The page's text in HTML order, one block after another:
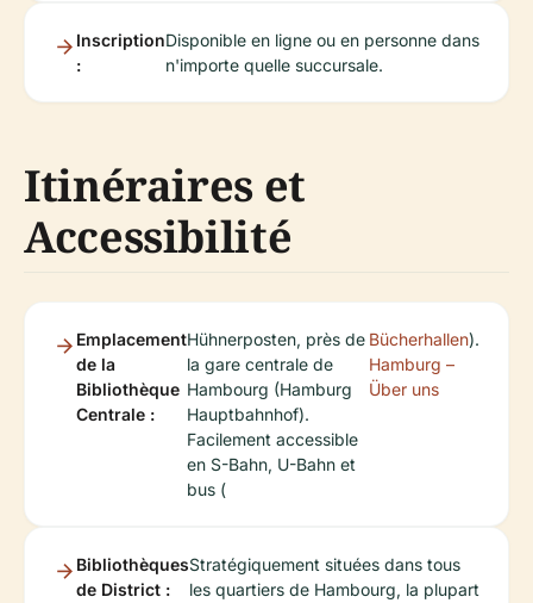
Inscription
:
Disponible en ligne ou en personne dans
n'importe quelle succursale.
Itinéraires et
Accessibilité
Emplacement
de la
Bibliothèque
Centrale :
Hühnerposten, près de
la gare centrale de
Hambourg (Hamburg
Hauptbahnhof).
Facilement accessible
en S-Bahn, U-Bahn et
bus (
Bücherhallen
Hamburg –
Über uns
).
Bibliothèques
de District :
Stratégiquement situées dans tous
les quartiers de Hambourg, la plupart